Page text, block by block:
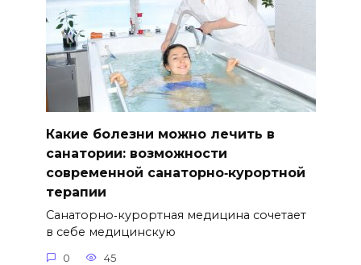
Какие болезни можно лечить в
санатории: возможности
современной санаторно‑курортной
терапии
Санаторно‑курортная медицина сочетает
в себе медицинскую
0 45